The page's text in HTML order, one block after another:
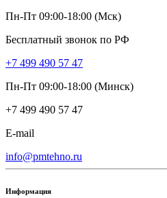
Пн-Пт 09:00-18:00 (Мск)
Бесплатный звонок по РФ
+7 499 490 57 47
Пн-Пт 09:00-18:00 (Минск)
+7 499 490 57 47
E-mail
info@pmtehno.ru
Информация